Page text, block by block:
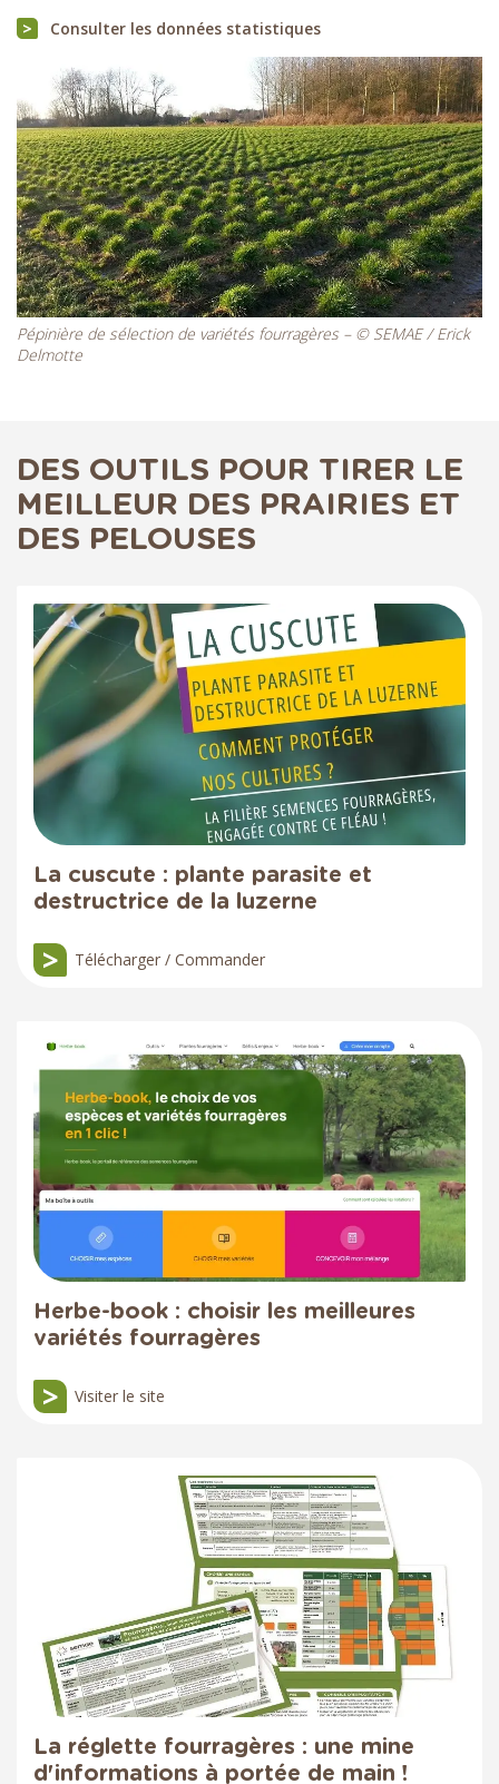
Consulter les données statistiques
Pépinière de sélection de variétés fourragères – © SEMAE / Erick
Delmotte
DES OUTILS POUR TIRER LE
MEILLEUR DES PRAIRIES ET
DES PELOUSES
La cuscute : plante parasite et
destructrice de la luzerne
Télécharger / Commander
Herbe-book : choisir les meilleures
variétés fourragères
Visiter le site
La réglette fourragères : une mine
d'informations à portée de main !